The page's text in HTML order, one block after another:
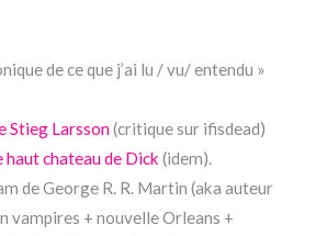
de ce que j’ai lu / vu/ entendu »
Stieg Larsson(critique sur ifisdead)
haut chateau de Dick (idem).
de George R. R. Martin (aka auteur
vampires + nouvelle Orleans +